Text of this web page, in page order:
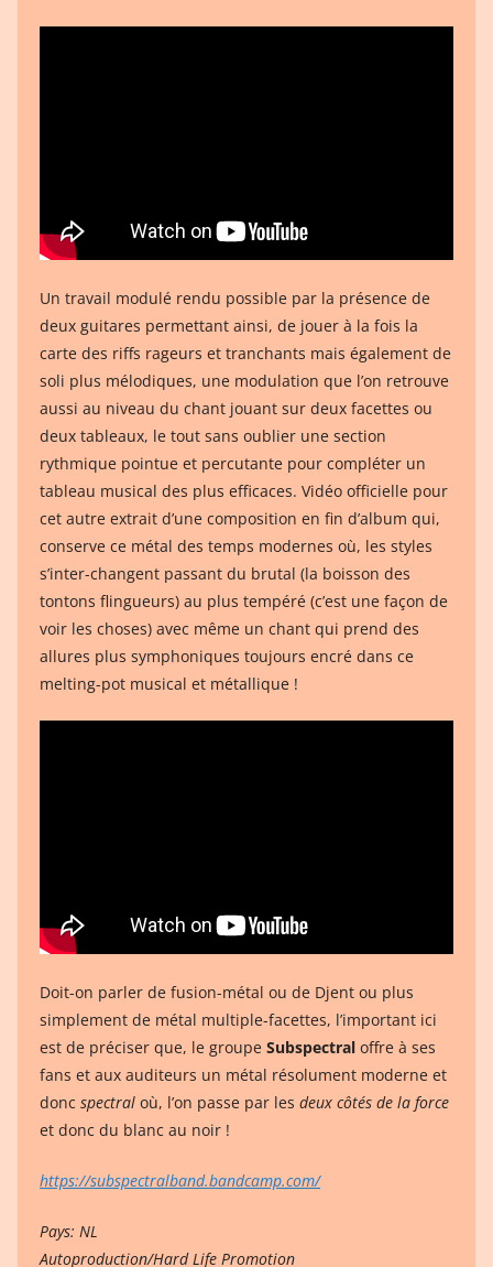
Un travail modulé rendu possible par la présence de
deux guitares permettant ainsi, de jouer à la fois la
carte des riffs rageurs et tranchants mais également de
soli plus mélodiques, une modulation que l’on retrouve
aussi au niveau du chant jouant sur deux facettes ou
deux tableaux, le tout sans oublier une section
rythmique pointue et percutante pour compléter un
tableau musical des plus efficaces. Vidéo officielle pour
cet autre extrait d’une composition en fin d’album qui,
conserve ce métal des temps modernes où, les styles
s’inter-changent passant du brutal (la boisson des
tontons flingueurs) au plus tempéré (c’est une façon de
voir les choses) avec même un chant qui prend des
allures plus symphoniques toujours encré dans ce
melting-pot musical et métallique !
Doit-on parler de fusion-métal ou de Djent ou plus
simplement de métal multiple-facettes, l’important ici
est de préciser que, le groupe Subspectral offre à ses
fans et aux auditeurs un métal résolument moderne et
donc spectral où, l’on passe par les deux côtés de la force
et donc du blanc au noir !
https://subspectralband.bandcamp.com/
Pays: NL
Autoproduction/Hard Life Promotion